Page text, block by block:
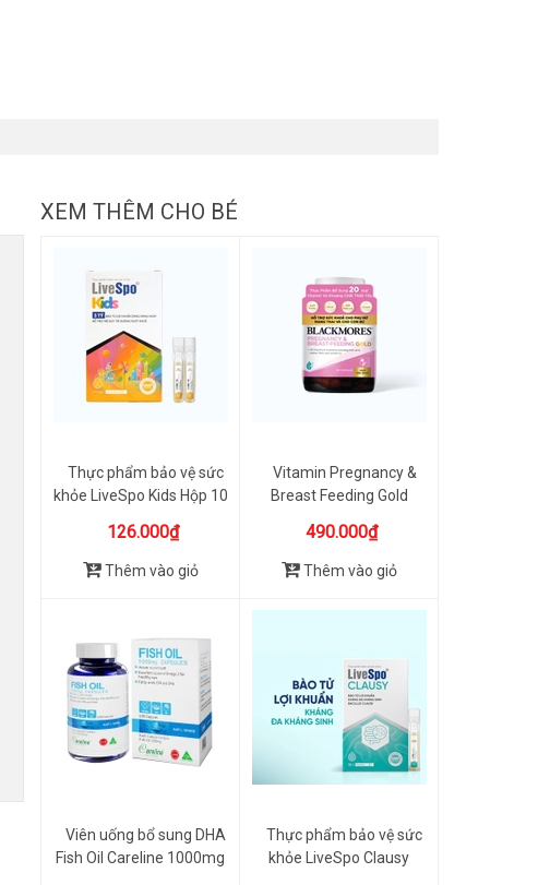
XEM THÊM CHO BÉ
Thực phẩm bảo vệ sức
khỏe LiveSpo Kids Hộp 10
126.000₫
Thêm vào giỏ
Vitamin Pregnancy &
Breast Feeding Gold
490.000₫
Thêm vào giỏ
Viên uống bổ sung DHA
Fish Oil Careline 1000mg
Thực phẩm bảo vệ sức
khỏe LiveSpo Clausy